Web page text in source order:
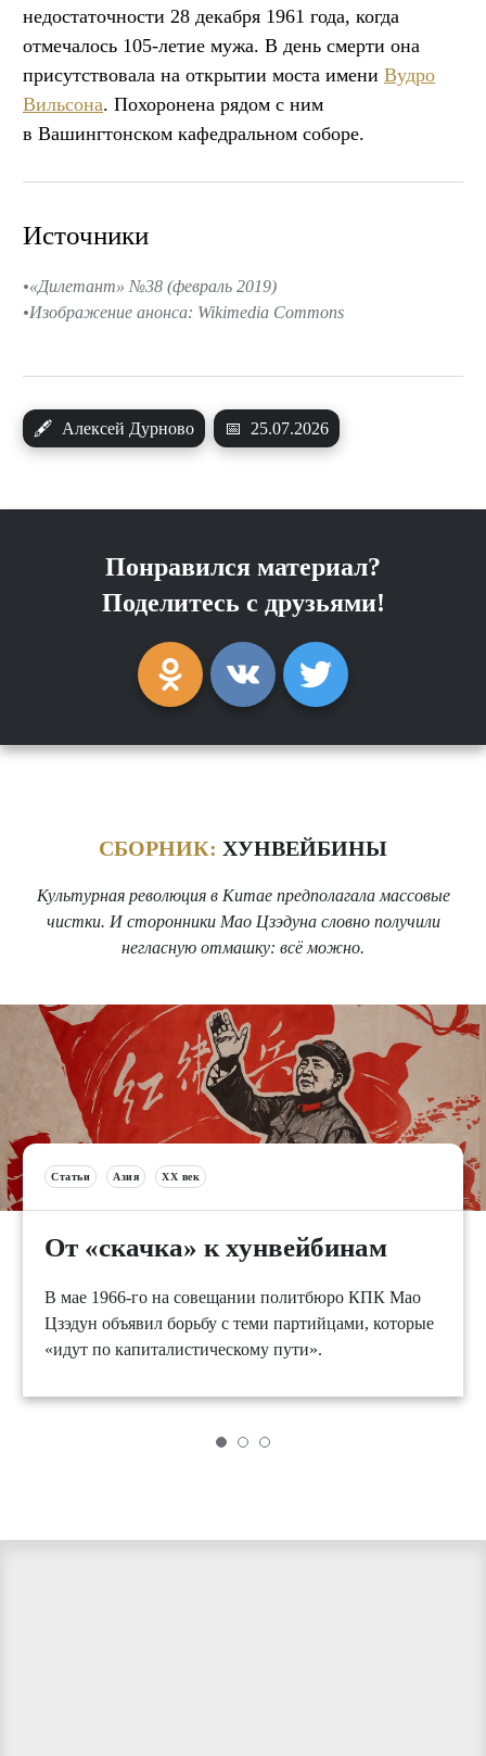
недостаточности 28 декабря 1961 года, когда
отмечалось 105-летие мужа. В день смерти она
присутствовала на открытии моста имени Вудро
Вильсона. Похоронена рядом с ним
в Вашингтонском кафедральном соборе.
🖋 Алексей Дурново 📅 25.07.2026
Источники
«Дилетант» №38 (февраль 2019)
Изображение анонса: Wikimedia Commons
Понравился материал?
Поделитесь с друзьями!
СБОРНИК: ХУНВЕЙБИНЫ
Культурная революция в Китае предполагала массовые
чистки. И сторонники Мао Цзэдуна словно получили
негласную отмашку: всё можно.
Статьи Азия XX век
От «скачка» к хунвейбинам
В мае 1966-го на совещании политбюро КПК Мао
Цзэдун объявил борьбу с теми партийцами, которые
«идут по капиталистическому пути».